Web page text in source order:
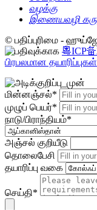
வழக்கு
இணையவழி
© பதிப்புரிமை -
粤ICP
பிரபலமான தயாரிப்புகள்
மின்னஞ்சல்*
முழுப் பெயர்*
நாடு/பிராந்தியம்*
அஞ்சல் குறியீடு
தொலைபேசி
தயாரிப்பு வகை
செய்தி*